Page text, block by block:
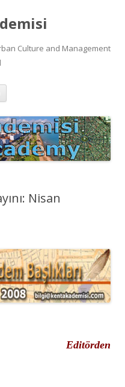
Culture and Management
İçeriğe
Nisan
Editörden